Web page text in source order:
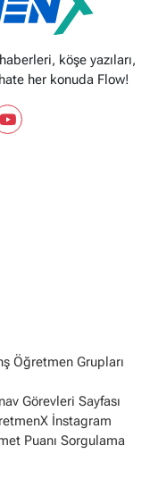
köşe yazıları,
her konuda Flow!
Öğretmen Grupları
Görevleri Sayfası
İnstagram
Puanı Sorgulama